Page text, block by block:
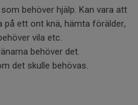
behöver hjälp. Kan vara att
på ett ont knä, hämta förälder,
vila etc.
behöver det.
det skulle behövas.